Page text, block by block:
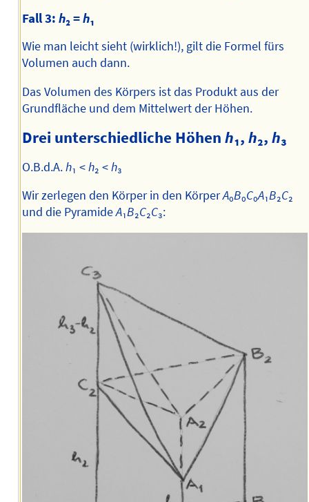
Fall 3: h₂ =h₁
Wie man leicht sieht (wirklich!), gilt die Formel fürs
Volumen auch dann.
Das Volumen des Körpers ist das Produkt aus der
Grundfläche und dem Mittelwert der Höhen.
Drei unterschiedliche Höhen h₁, h₂, h₃
O.B.d.A.h₁ <h₂ <h₃
Wir zerlegen den Körper in den KörperA₀B₀C₀A₁B₂C₂
und die PyramideA₁B₂C₂C₃: